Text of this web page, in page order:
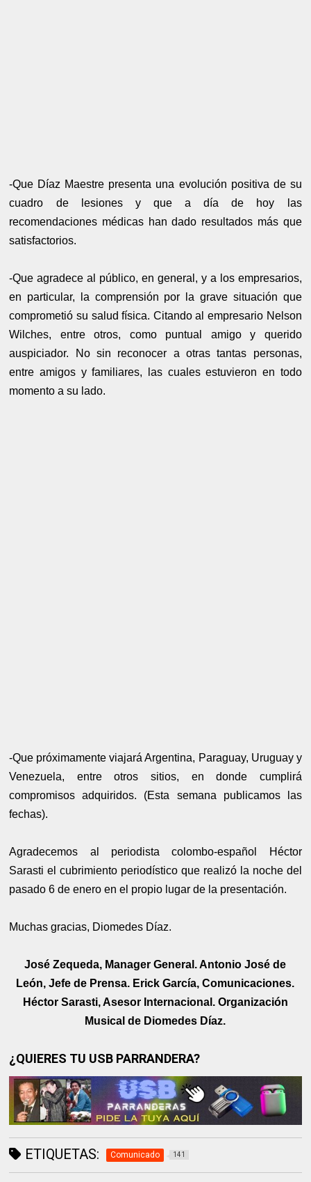
-Que Díaz Maestre presenta una evolución positiva de su
cuadro de lesiones y que a día de hoy las
recomendaciones médicas han dado resultados más que
satisfactorios.
-Que agradece al público, en general, y a los empresarios,
en particular, la comprensión por la grave situación que
comprometió su salud física. Citando al empresario Nelson
Wilches, entre otros, como puntual amigo y querido
auspiciador. No sin reconocer a otras tantas personas,
entre amigos y familiares, las cuales estuvieron en todo
momento a su lado.
-Que próximamente viajará Argentina, Paraguay, Uruguay y
Venezuela, entre otros sitios, en donde cumplirá
compromisos adquiridos. (Esta semana publicamos las
fechas).
Agradecemos al periodista colombo-español Héctor
Sarasti el cubrimiento periodístico que realizó la noche del
pasado 6 de enero en el propio lugar de la presentación.
Muchas gracias, Diomedes Díaz.
José Zequeda, Manager General. Antonio José de
León, Jefe de Prensa. Erick García, Comunicaciones.
Héctor Sarasti, Asesor Internacional. Organización
Musical de Diomedes Díaz.
¿QUIERES TU USB PARRANDERA?
ETIQUETAS: Comunicado 141